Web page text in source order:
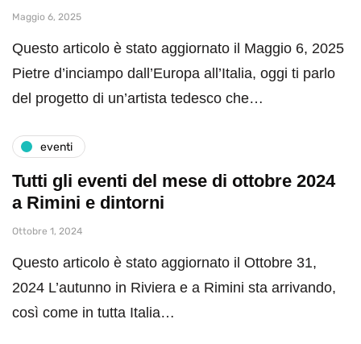
Maggio 6, 2025
Questo articolo è stato aggiornato il Maggio 6, 2025
Pietre d’inciampo dall’Europa all’Italia, oggi ti parlo
del progetto di un’artista tedesco che…
eventi
Tutti gli eventi del mese di ottobre 2024
a Rimini e dintorni
Ottobre 1, 2024
Questo articolo è stato aggiornato il Ottobre 31,
2024 L’autunno in Riviera e a Rimini sta arrivando,
così come in tutta Italia…